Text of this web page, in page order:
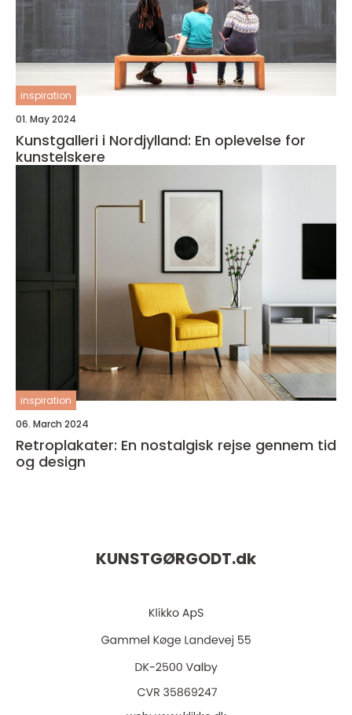
inspiration
01. May 2024
Kunstgalleri i Nordjylland: En oplevelse for
kunstelskere
inspiration
06. March 2024
Retroplakater: En nostalgisk rejse gennem tid
og design
KUNSTGØRGODT.dk